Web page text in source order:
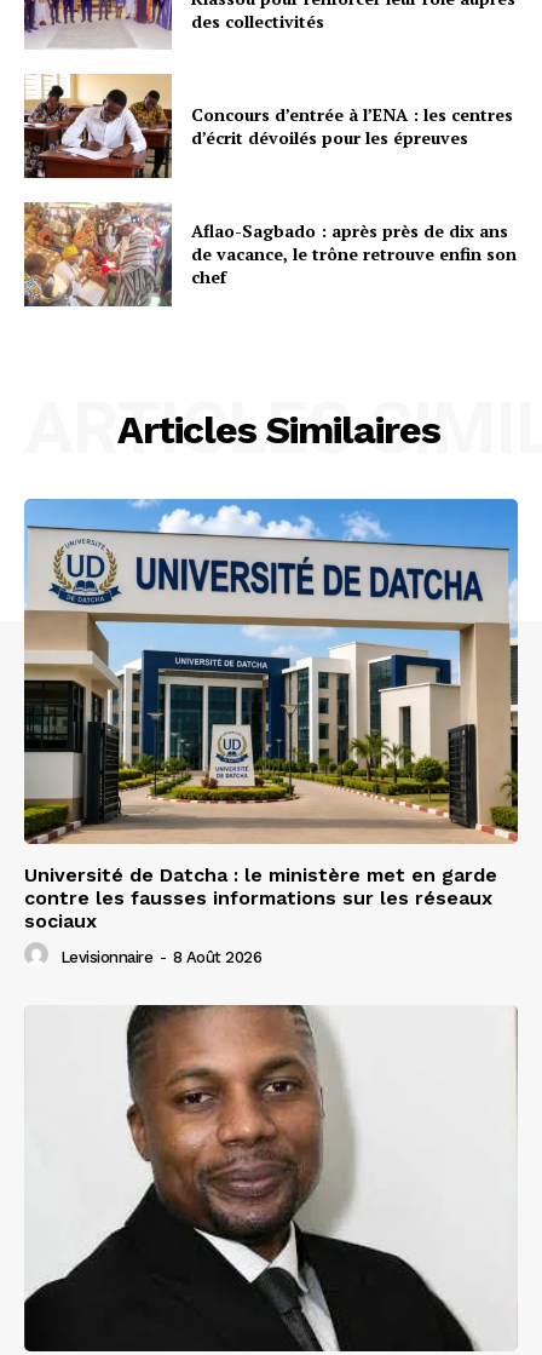
des collectivités
Concours d’entrée à l’ENA : les centres
d’écrit dévoilés pour les épreuves
Aflao-Sagbado : après près de dix ans
de vacance, le trône retrouve enfin son
chef
Articles Similaires
ARTICLES
Université de Datcha : le ministère met en garde
contre les fausses informations sur les réseaux
sociaux
Levisionnaire - 8 Août 2026